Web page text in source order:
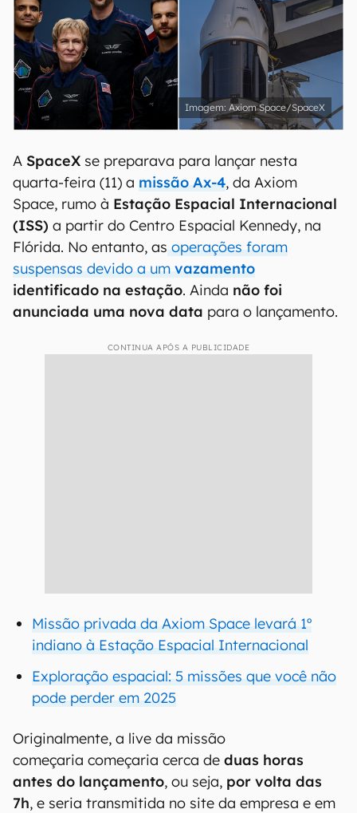
Axiom Space/SpaceX
A SpaceX se preparava para lançar nesta
quarta-feira (11) a missão Ax-4, da Axiom
Space, rumo à Estação Espacial Internacional
(ISS) a partir do Centro Espacial Kennedy, na
Flórida. No entanto, as operações foram
suspensas devido a um vazamento
identificado na estação. Ainda não foi
anunciada uma nova data para o lançamento.
CONTINUA APÓS A PUBLICIDADE
Missão privada da Axiom Space levará 1º
indiano à Estação Espacial Internacional
Exploração espacial: 5 missões que você não
pode perder em 2025
Originalmente, a live da missão
começaria começaria cerca de duas horas
antes do lançamento, ou seja, por volta das
7h, e seria transmitida no site da empresa e em